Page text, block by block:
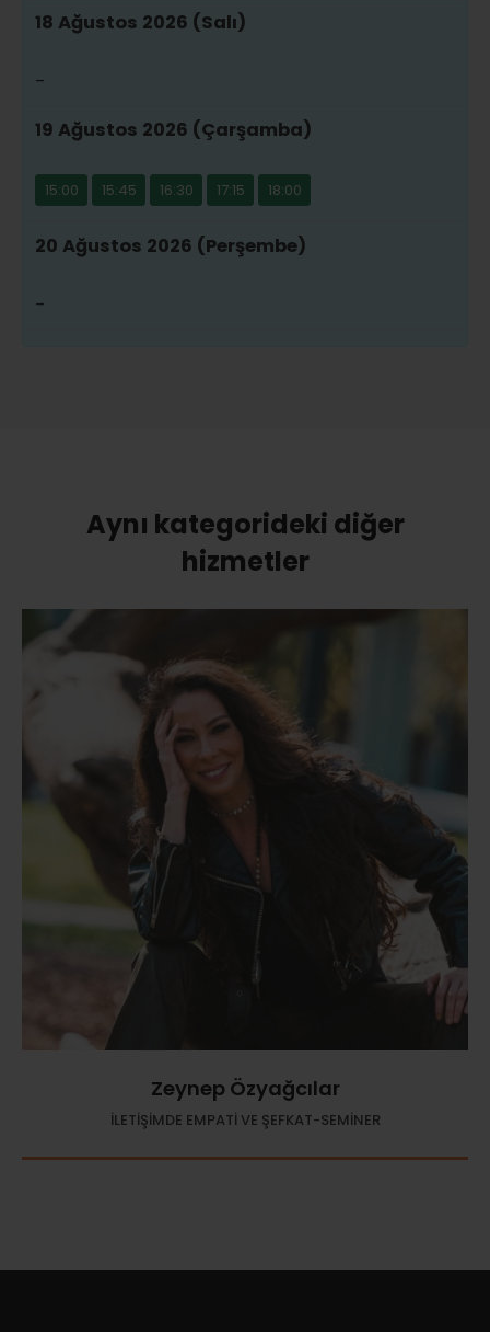
18 Ağustos 2026 (Salı)
-
19 Ağustos 2026 (Çarşamba)
15:00 15:45 16:30 17:15 18:00
20 Ağustos 2026 (Perşembe)
-
Aynı kategorideki diğer
hizmetler
Zeynep Özyağcılar
İLETİŞİMDE EMPATİ VE ŞEFKAT-SEMİNER